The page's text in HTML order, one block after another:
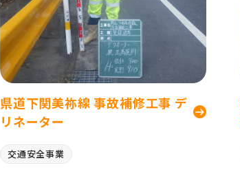
県道下関美祢線 事故補修工事 デ
リネーター
交通安全事業